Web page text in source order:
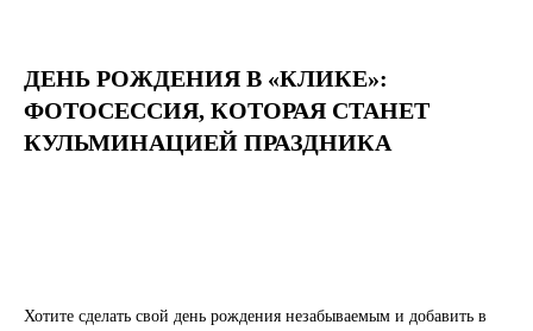
ДЕНЬ РОЖДЕНИЯ В «КЛИКЕ»:
ФОТОСЕССИЯ, КОТОРАЯ СТАНЕТ
КУЛЬМИНАЦИЕЙ ПРАЗДНИКА
Хотите сделать свой день рождения незабываемым и добавить в